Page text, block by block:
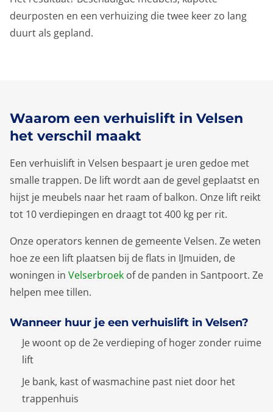
deurposten en een verhuizing die twee keer zo lang
duurt als gepland.
Waarom een verhuislift in Velsen
het verschil maakt
Een verhuislift in Velsen bespaart je uren gedoe met
smalle trappen. De lift wordt aan de gevel geplaatst en
hijst je meubels naar het raam of balkon. Onze lift reikt
tot 10 verdiepingen en draagt tot 400 kg per rit.
Onze operators kennen de gemeente Velsen. Ze weten
hoe ze een lift plaatsen bij de flats in IJmuiden, de
woningen in Velserbroek of de panden in Santpoort. Ze
helpen mee tillen.
Wanneer huur je een verhuislift in Velsen?
Je woont op de 2e verdieping of hoger zonder ruime
lift
Je bank, kast of wasmachine past niet door het
trappenhuis